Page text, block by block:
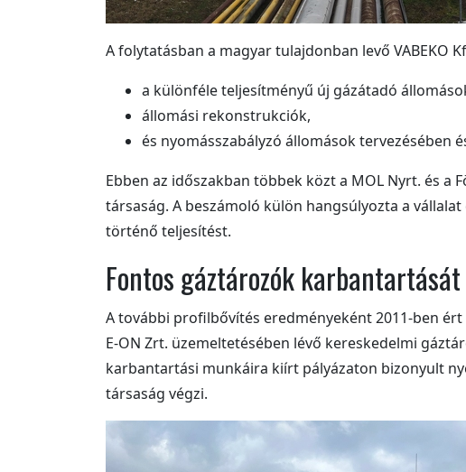
A folytatásban a magyar tulajdonban levő VABEKO
a különféle teljesítményű új gázátadó
állomási rekonstrukciók,
és nyomásszabályzó állomások tervezésében
Ebben az időszakban többek közt a MOL Nyrt. és a
társaság. A beszámoló külön hangsúlyozta a
történő teljesítést.
Fontos gáztározók
A további profilbővítés eredményeként 2011-ben
E-ON Zrt. üzemeltetésében lévő kereskedelmi
karbantartási munkáira kiírt pályázaton bizonyult
társaság végzi.